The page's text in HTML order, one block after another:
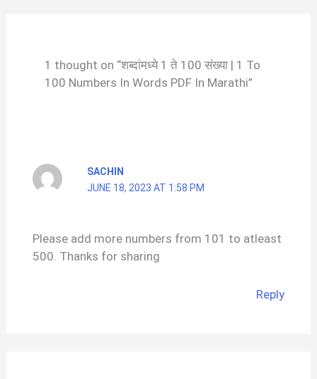
1 thought on “शब्दांमध्ये 1 ते 100 संख्या | 1 To
100 Numbers In Words PDF In Marathi”
SACHIN
JUNE 18, 2023 AT 1:58 PM
Please add more numbers from 101 to atleast
500. Thanks for sharing
Reply